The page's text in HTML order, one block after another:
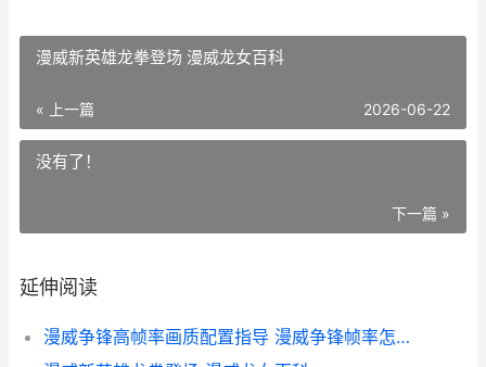
漫威新英雄龙拳登场 漫威龙女百科
« 上一篇 2026-06-22
没有了！
下一篇 »
延伸阅读
漫威争锋高帧率画质配置指导 漫威争锋帧率怎么调